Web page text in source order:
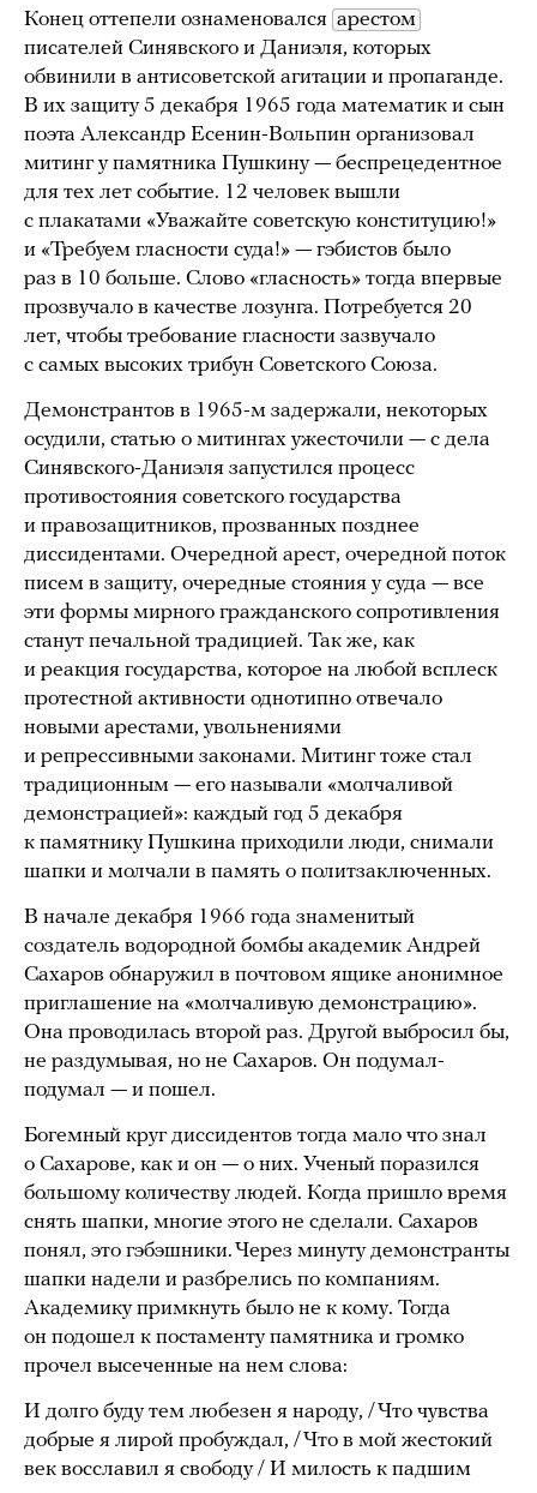
Конец оттепели ознаменовался арестом
писателей Синявского и Даниэля, которых
обвинили в антисоветской агитации и пропаганде.
В их защиту 5 декабря 1965 года математик и сын
поэта Александр Есенин-Вольпин организовал
митинг у памятника Пушкину — беспрецедентное
для тех лет событие. 12 человек вышли
с плакатами «Уважайте советскую конституцию!»
и «Требуем гласности суда!» — гэбистов было
раз в 10 больше. Слово «гласность» тогда впервые
прозвучало в качестве лозунга. Потребуется 20
лет, чтобы требование гласности зазвучало
с самых высоких трибун Советского Союза.
Демонстрантов в 1965-м задержали, некоторых
осудили, статью о митингах ужесточили — с дела
Синявского-Даниэля запустился процесс
противостояния советского государства
и правозащитников, прозванных позднее
диссидентами. Очередной арест, очередной поток
писем в защиту, очередные стояния у суда — все
эти формы мирного гражданского сопротивления
станут печальной традицией. Так же, как
и реакция государства, которое на любой всплеск
протестной активности однотипно отвечало
новыми арестами, увольнениями
и репрессивными законами. Митинг тоже стал
традиционным — его называли «молчаливой
демонстрацией»: каждый год 5 декабря
к памятнику Пушкина приходили люди, снимали
шапки и молчали в память о политзаключенных.
В начале декабря 1966 года знаменитый
создатель водородной бомбы академик Андрей
Сахаров обнаружил в почтовом ящике анонимное
приглашение на «молчаливую демонстрацию».
Она проводилась второй раз. Другой выбросил бы,
не раздумывая, но не Сахаров. Он подумал-
подумал — и пошел.
Богемный круг диссидентов тогда мало что знал
о Сахарове, как и он — о них. Ученый поразился
большому количеству людей. Когда пришло время
снять шапки, многие этого не сделали. Сахаров
понял, это гэбэшники. Через минуту демонстранты
шапки надели и разбрелись по компаниям.
Академику примкнуть было не к кому. Тогда
он подошел к постаменту памятника и громко
прочел высеченные на нем слова:
И долго буду тем любезен я народу, / Что чувства
добрые я лирой пробуждал, / Что в мой жестокий
век восславил я свободу / И милость к падшим